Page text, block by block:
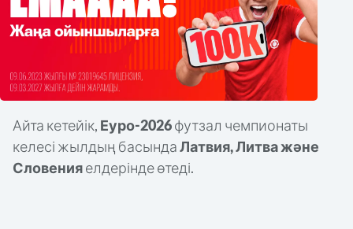
Матчтар 15 және 24 қыркүйек күндері өтеді.
Еске салайық, іріктеу кезеңінде Қазақстан өз
тобында 10 ұпаймен екінші орынды иеленген
болатын.
Айта кетейік, Еуро-2026футзал чемпионаты
келесі жылдың басындаЛатвия, Литва және
Словенияелдерінде өтеді.